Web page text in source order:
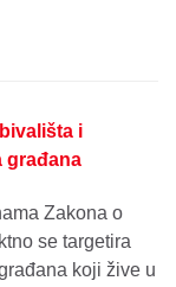
i
građana
Zakona o
se targetira
koji žive u